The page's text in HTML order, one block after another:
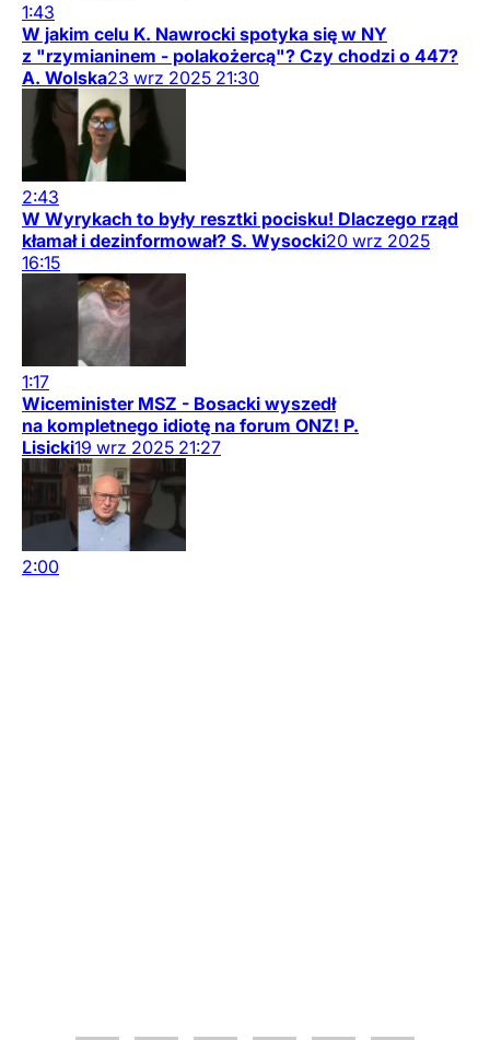
1:43
W jakim celu K. Nawrocki spotyka się w NY
z "rzymianinem - polakożercą"? Czy chodzi o 447?
A. Wolska23 wrz 2025 21:30
2:43
W Wyrykach to były resztki pocisku! Dlaczego rząd
kłamał i dezinformował? S. Wysocki20 wrz 2025
16:15
1:17
Wiceminister MSZ - Bosacki wyszedł
na kompletnego idiotę na forum ONZ! P.
Lisicki19 wrz 2025 21:27
2:00